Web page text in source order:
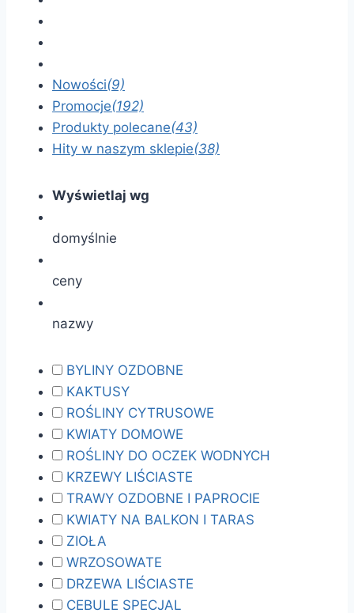
Nowości(9)
Promocje(192)
Produkty polecane(43)
Hity w naszym sklepie(38)
Wyświetlaj wg
domyślnie
ceny
nazwy
BYLINY OZDOBNE
KAKTUSY
ROŚLINY CYTRUSOWE
KWIATY DOMOWE
ROŚLINY DO OCZEK WODNYCH
KRZEWY LIŚCIASTE
TRAWY OZDOBNE I PAPROCIE
KWIATY NA BALKON I TARAS
ZIOŁA
WRZOSOWATE
DRZEWA LIŚCIASTE
CEBULE SPECJAL